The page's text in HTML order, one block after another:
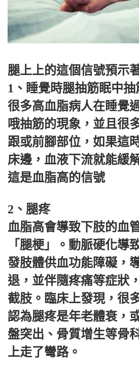
腿上上的這個信號預示
1、睡覺時腿抽筋眠中抽
很多高血脂病人在睡覺
哦抽筋的現象，並且很
跟或前腳部位，如果這
床邊，血液下流就能緩
這是血脂高的信號
2、腿疼
血脂高會導致下肢的血
「腿梗」。動脈硬化導
發肢體供血功能障礙，
退，並伴隨疼痛等症狀
截肢。臨床上發現，很
認為腿疼是年老體衰，
盤突出、骨質增生等骨
上走了彎路。